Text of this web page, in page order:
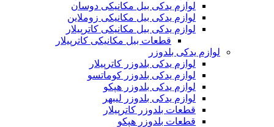
لوازم یدکی بیل مکانیکی دوسان
لوازم یدکی بیل مکانیکی زوملاین
لوازم یدکی بیل مکانیکی کاترپیلار
قطعات بیل مکانیکی کاترپیلار
لوازم یدکی بلدوزر
لوازم یدکی بلدوزر کاترپیلار
لوازم یدکی بلدوزر کوماتسو
لوازم یدکی بلدوزر هپکو
لوازم یدکی بلدوزر لیبهر
قطعات بلدوزر کاترپیلار
قطعات بلدوزر هپکو